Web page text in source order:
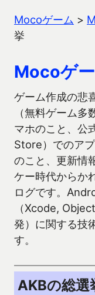
Mocoゲーム >
挙
Mocoゲ
ゲーム作成の悲
（無料ゲーム
マホのこと、公
Store）でのア
のこと、更新情
ケー時代からか
ログです。
（Xcode,
発）に関する技
す。
AKBの総選